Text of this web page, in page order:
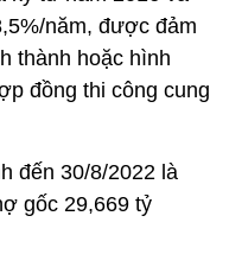
năm, được đảm
thành hoặc hình
đồng thi công cung
đến 30/8/2022 là
gốc 29,669 tỷ